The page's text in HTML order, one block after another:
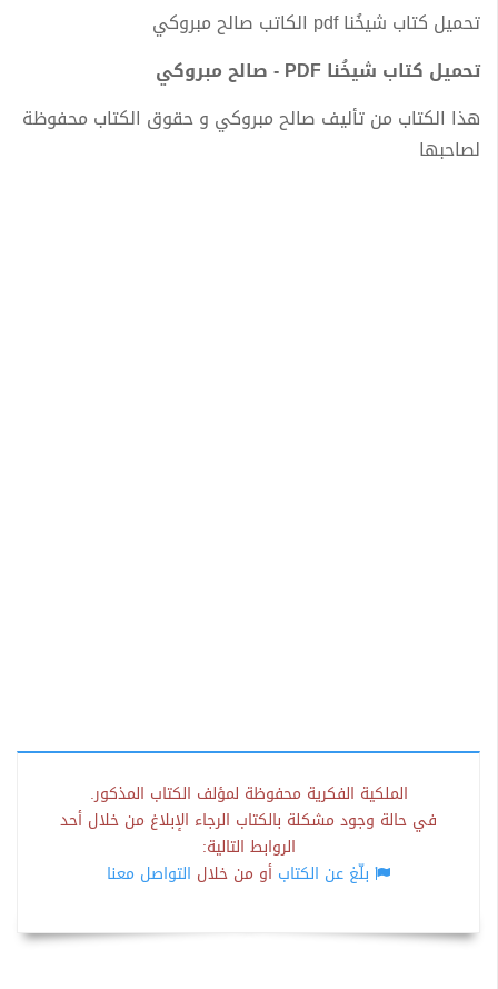
تحميل كتاب شيخُنا pdf الكاتب صالح مبروكي
تحميل كتاب شيخُنا PDF - صالح مبروكي
هذا الكتاب من تأليف صالح مبروكي و حقوق الكتاب محفوظة
لصاحبها
الملكية الفكرية محفوظة لمؤلف الكتاب المذكور.
في حالة وجود مشكلة بالكتاب الرجاء الإبلاغ من خلال أحد
الروابط التالية:
بلّغ عن الكتاب أو من خلال التواصل معنا